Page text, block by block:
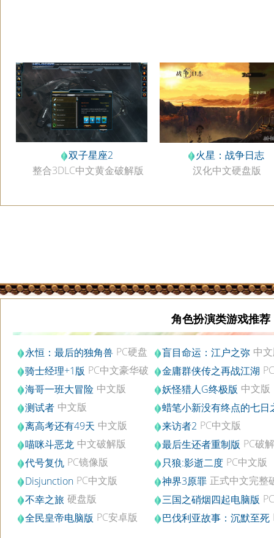
双子星座2
整合3DLC中文黄金破解版
火星：战争日志
汉化中文硬盘版
角色扮演类游戏推荐
永恒：最后的独角兽 PC硬盘
版
盲目命运：江户之弥 中
骑士经理+1版 PC中文豪华破
解版v.2.24
金庸群侠传之再战江湖
版
海哥一班大冒险 中文版 妖怪猎人G终极版 中文版
测试者 中文版
蜡笔小新没有终点的七日
PC镜像版
离高考还有49天 中文版 来访者2 PC中文版
喵咪斗恶龙 中文破解版
v1.2.4
最后生还者重制版 PC破
代号复仇 PC镜像版 只狼:影逝二度 PC中文版
Disjunction PC中文版 神界3原罪 正式中文完整
版v1.0.252.0
不幸之旅 硬盘版 三国之硝烟四起电脑版
版V3.43
全民皇帝电脑版 PC安卓版
巴伐利亚故事：沉默至死